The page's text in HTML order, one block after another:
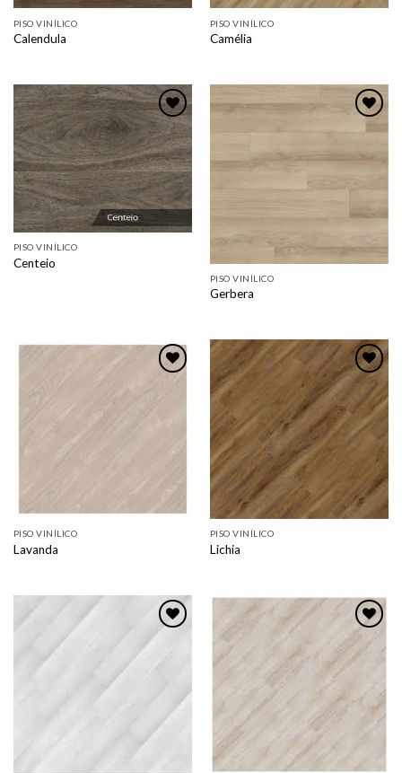
PISO VINÍLICO
Calendula
PISO VINÍLICO
Camélia
Adicionar
como
favorito
PISO VINÍLICO
Centeio
favorito
PISO VINÍLICO
Gerbera
PISO VINÍLICO
Lavanda
Adicionar
como
favorito
PISO VINÍLICO
Lichia
Adicionar
favorito
Adicionar
como